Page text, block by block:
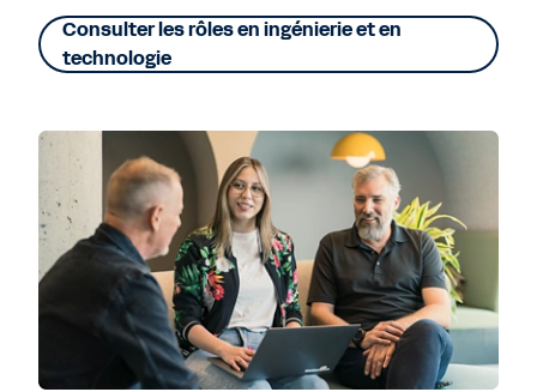
Consulter les rôles en ingénierie et en
technologie